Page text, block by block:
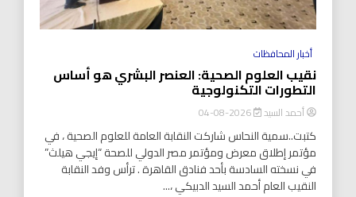
أخبار المحافظات
نقيب العلوم الصحية: العنصر البشري هو أساس
التطورات التكنولوجية
أحمد السيد 2026-08-04
كتبت..سمية النحاس شاركت النقابة العامة للعلوم الصحية ، في
مؤتمر إطلاق معرض ومؤتمر مصر الدولي للصحة “إيجي هيلث”
في نسخته السادسة بأحد فنادق القاهرة . ترأس وفد النقابة
النقيب العام أحمد السيد الدبيكي ،...